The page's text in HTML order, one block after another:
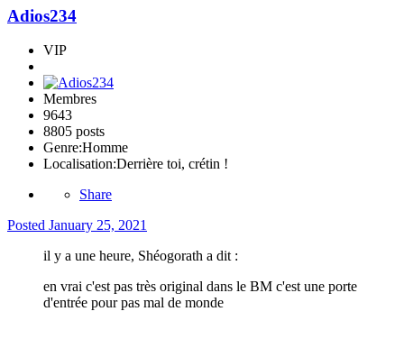
Adios234
VIP
Membres
9643
8805 posts
Genre:Homme
Localisation:Derrière toi, crétin !
Share
Posted January 25, 2021
il y a une heure, Shéogorath a dit :
en vrai c'est pas très original dans le BM c'est une porte
d'entrée pour pas mal de monde